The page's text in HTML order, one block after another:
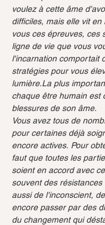
voulez à cette âme
difficiles, mais elle vit
vous ces épreuves, ces
ligne de vie que vous
l'incarnation comportait
stratégies pour vous
lumière.La plus
chaque être humain est
blessures de son âme.
Vous avez tous de
pour certaines déjà
encore actives. Pour
faut que toutes les
soient en accord avec
souvent des
aussi de l'inconscient,
encore passer par des
du changement qui